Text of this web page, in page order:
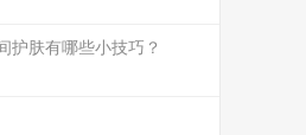
护肤有哪些小技巧？